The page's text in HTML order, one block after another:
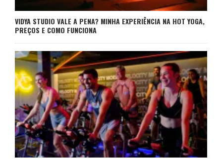
VIDYA STUDIO VALE A PENA? MINHA EXPERIÊNCIA NA HOT YOGA,
PREÇOS E COMO FUNCIONA